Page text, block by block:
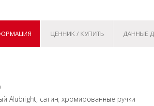
ЦЕННИК / КУПИТЬ ДАННЫЕ
Alubright, сатин; хромированные ручки